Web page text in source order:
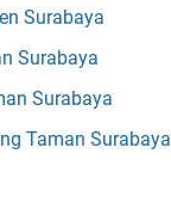
Surabaya
Surabaya
Surabaya
Taman Surabaya